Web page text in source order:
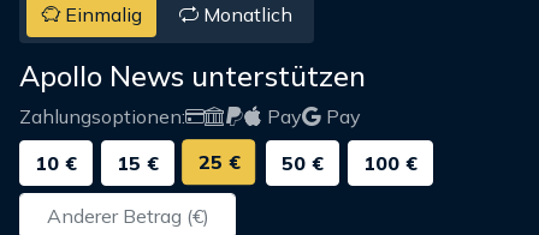
Einmalig Monatlich
Apollo News unterstützen
Zahlungsoptionen: Pay
Pay
10 €
15 € 25 € 50 € 100 €